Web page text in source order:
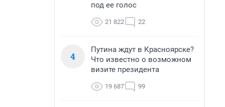
под ее голос
21 822 22
4
Путина ждут в Красноярске?
Что известно о возможном
визите президента
19 687 99